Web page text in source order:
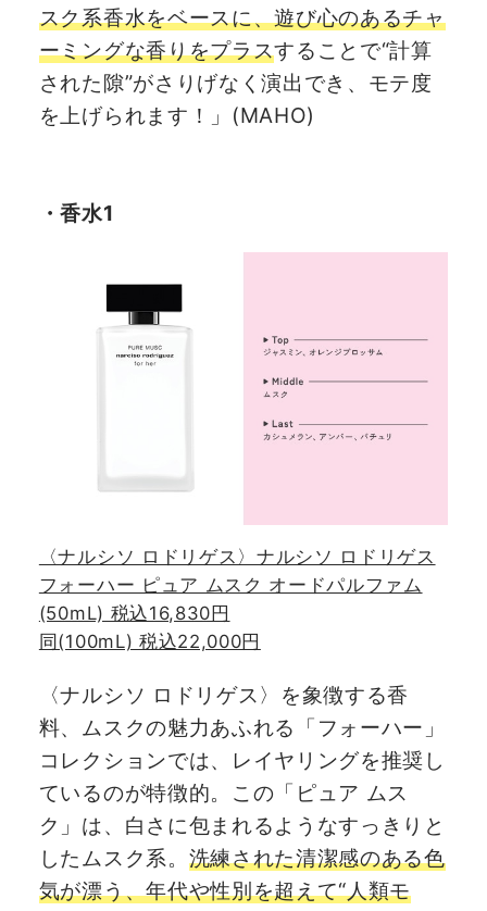
スク系香水をベースに、遊び心のあるチャ
ーミングな香りをプラスすることで“計算
された隙”がさりげなく演出でき、モテ度
を上げられます！」(MAHO)
・香水1
〈ナルシソ ロドリゲス〉ナルシソ ロドリゲス
フォーハー ピュア ムスク オードパルファム
(50mL) 税込16,830円
同(100mL) 税込22,000円
〈ナルシソ ロドリゲス〉を象徴する香
料、ムスクの魅力あふれる「フォーハー」
コレクションでは、レイヤリングを推奨し
ているのが特徴的。この「ピュア ムス
ク」は、白さに包まれるようなすっきりと
したムスク系。 洗練された清潔感のある色
気が漂う、年代や性別を超えて“人類モ